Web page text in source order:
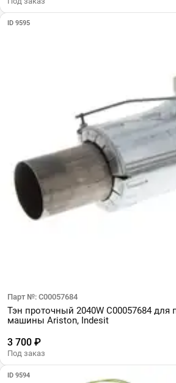
ID 9595
Парт №: C00057684
Тэн проточный 2040W C00057684 для
машины Ariston, Indesit
3 700 ₽
Под заказ
ID 9594